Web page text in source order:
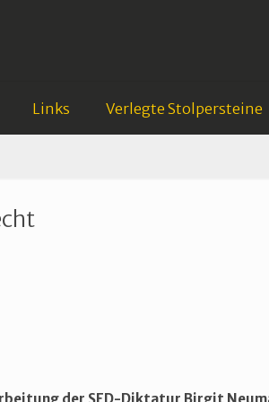
Links Verlegte Stolpersteine